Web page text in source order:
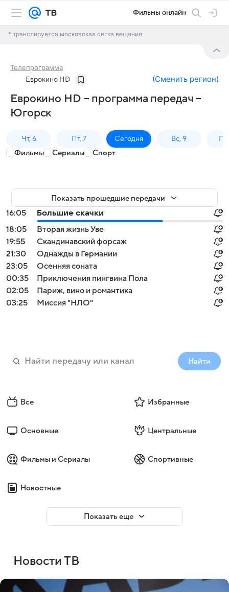
Фильмы онлайн
* транслируется московская сетка вещания
Телепрограмма
Еврокино HD (Сменить регион)
Еврокино HD – программа передач –
Югорск
Чт, 6 Пт, 7 Сегодня Вс, 9
Фильмы Сериалы Спорт
Показать прошедшие передачи
16:05
Большие скачки
18:05
Вторая жизнь Уве
19:55
Скандинавский форсаж
21:30
Однажды в Германии
23:05
Осенняя соната
00:35
Приключения пингвина Пола
02:05
Париж, вино и романтика
03:25
Миссия "НЛО"
Найти
Все Избранные
Основные Центральные
Фильмы и Сериалы Спортивные
Новостные
Показать еще
Новости ТВ